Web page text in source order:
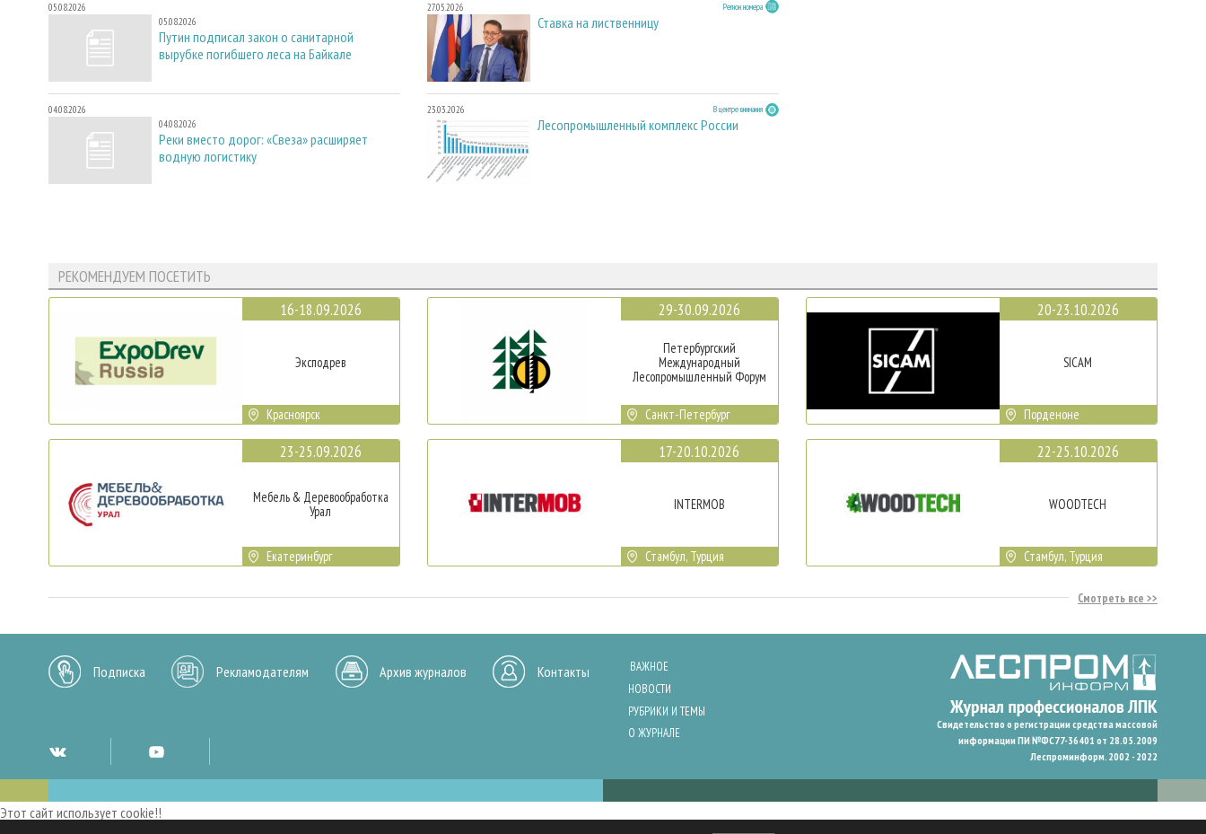
05.08.2026
05.08.2026
Путин подписал закон о санитарной
вырубке погибшего леса на Байкале
04.08.2026
04.08.2026
Реки вместо дорог: «Свеза» расширяет
водную логистику
27.05.2026 Регион номера
Ставка на лиственницу
23.03.2026 В центре внимания
Лесопромышленный комплекс России
РЕКОМЕНДУЕМ ПОСЕТИТЬ
16-18.09.2026
Эксподрев
Красноярск
23-25.09.2026
Мебель & Деревообработка
Урал
Екатеринбург
29-30.09.2026
Петербургский
Международный
Лесопромышленный Форум
Санкт-Петербург
17-20.10.2026
INTERMOB
Стамбул, Турция
20-23.10.2026
SICAM
Порденоне
22-25.10.2026
WOODTECH
Стамбул, Турция
Смотреть все
Подписка Рекламодателям Архив журналов Контакты
ВАЖНОЕ
НОВОСТИ
РУБРИКИ И ТЕМЫ
О ЖУРНАЛЕ
Свидетельство о регистрации средства массовой
информации ПИ №ФС77-36401 от 28.05.2009
Леспроминформ. 2002 - 2022
Этот сайт использует cookie!!